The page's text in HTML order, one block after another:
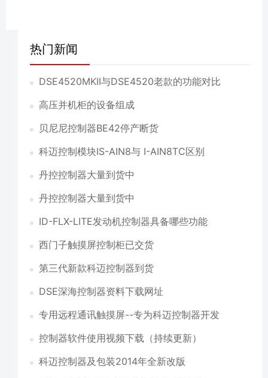
热门新闻
DSE4520MKII与DSE4520老款的功能对比
高压并机柜的设备组成
贝尼尼控制器BE42停产断货
科迈控制模块IS-AIN8与 I-AIN8TC区别
丹控控制器大量到货中
丹控控制器大量到货中
ID-FLX-LITE发动机控制器具备哪些功能
西门子触摸屏控制柜已交货
第三代新款科迈控制器到货
DSE深海控制器资料下载网址
专用远程通讯触摸屏--专为科迈控制器开发
控制器软件使用视频下载（持续更新）
科迈控制器及包装2014年全新改版